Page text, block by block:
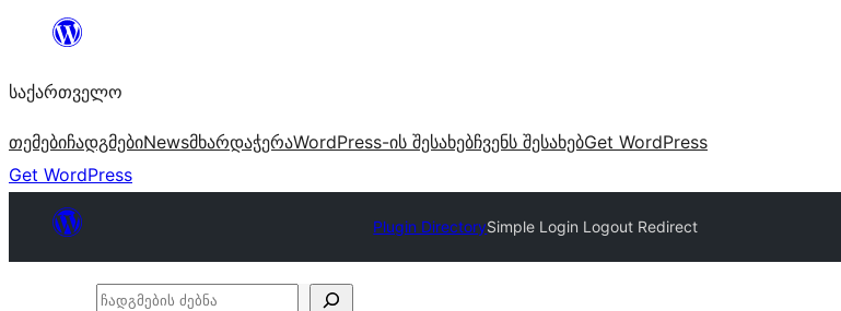
შიგთავსზე
საქართველო
თემებიჩადგმებიNewsმხარდაჭერაWordPress-ის შესახებჩვენს შესახებGet WordPress
Get WordPress
Plugin DirectorySimple Login Logout Redirect
ჩადგმების